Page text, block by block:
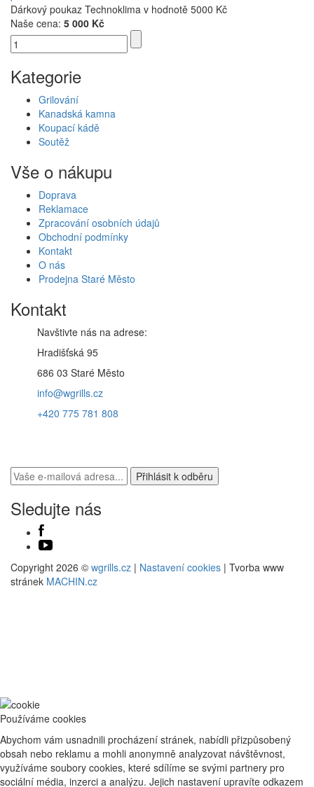
Dárkový poukaz Technoklima v hodnotě 5000 Kč
Naše cena: 5 000 Kč
Kategorie
Grilování
Kanadská kamna
Koupací kádě
Soutěž
Vše o nákupu
Doprava
Reklamace
Zpracování osobních údajů
Obchodní podmínky
Kontakt
O nás
Prodejna Staré Město
Kontakt
Navštivte nás na adrese:
Hradišťská 95
686 03 Staré Město
info@wgrills.cz
+420 775 781 808
Sledujte nás
Copyright 2026 © wgrills.cz | Nastavení cookies | Tvorba www
stránek MACHIN.cz
Používáme cookies
Abychom vám usnadnili procházení stránek, nabídli přizpůsobený
obsah nebo reklamu a mohli anonymně analyzovat návštěvnost,
využíváme soubory cookies, které sdílíme se svými partnery pro
sociální média, inzerci a analýzu. Jejich nastavení upravíte odkazem